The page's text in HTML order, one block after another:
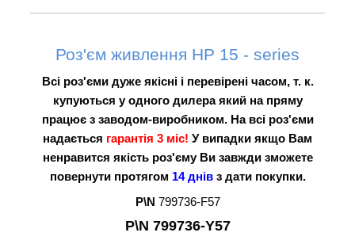
Роз'єм живлення HP 15 - series
Всі роз'єми дуже якісні і перевірені часом, т. к.
купуються у одного дилера який на пряму
працює з заводом-виробником. На всі роз'єми
надається гарантія 3 міс! У випадки якщо Вам
ненравится якість роз'єму Ви завжди зможете
повернути протягом 14 днівз дати покупки.
P\N 799736-F57
P\N 799736-Y57